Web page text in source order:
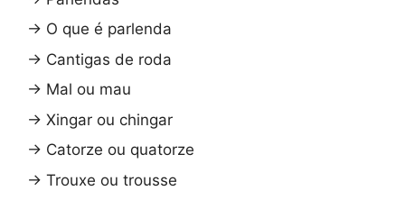
→ O que é parlenda
→ Cantigas de roda
→ Mal ou mau
→ Xingar ou chingar
→ Catorze ou quatorze
→ Trouxe ou trousse